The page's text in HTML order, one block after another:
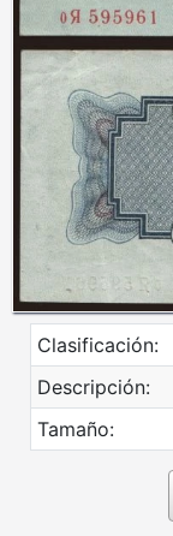
Clasificación:
Descripción:
Tamaño: